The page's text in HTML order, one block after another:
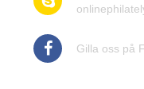
Gilla oss på